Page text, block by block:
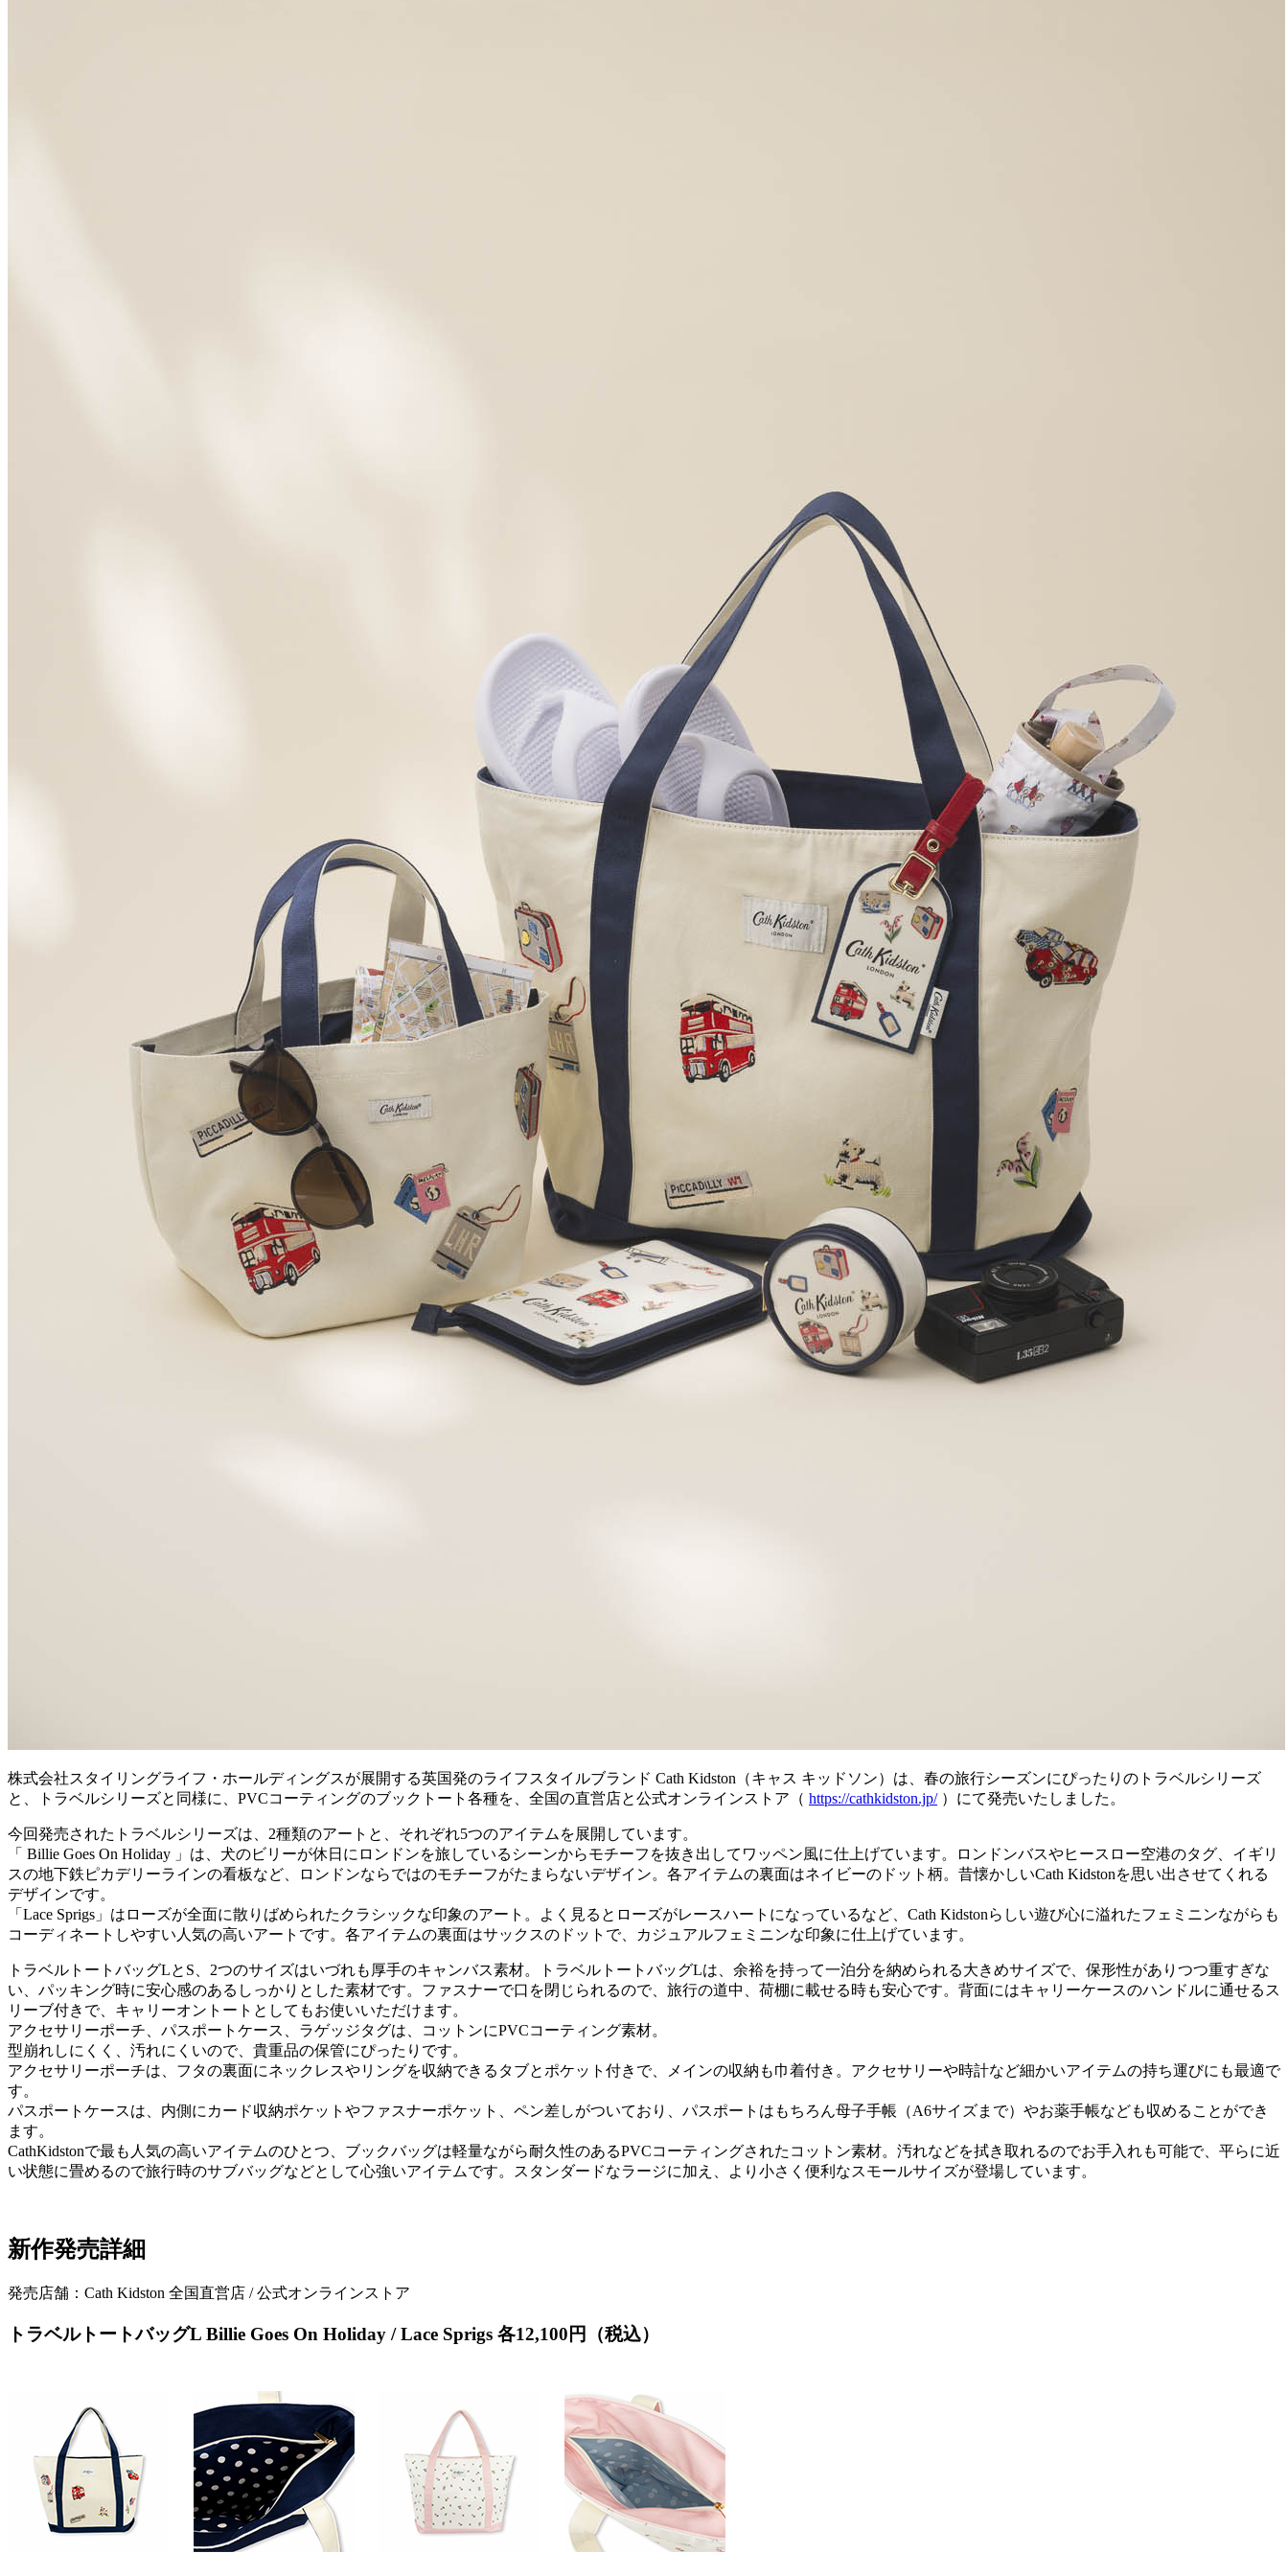
株式会社スタイリングライフ・ホールディングスが展開する英国発のライフスタイルブランド Cath Kidston（キャス キッドソン）は、春の旅行シーズンにぴったりのトラベルシリーズ
と、トラベルシリーズと同様に、PVCコーティングのブックトート各種を、全国の直営店と公式オンラインストア（ https://cathkidston.jp/）にて発売いたしました。
今回発売されたトラベルシリーズは、2種類のアートと、それぞれ5つのアイテムを展開しています。
「 Billie Goes On Holiday 」は、犬のビリーが休日にロンドンを旅しているシーンからモチーフを抜き出してワッペン風に仕上げています。ロンドンバスやヒースロー空港のタグ、イギリ
スの地下鉄ピカデリーラインの看板など、ロンドンならではのモチーフがたまらないデザイン。各アイテムの裏面はネイビーのドット柄。昔懐かしいCath Kidstonを思い出させてくれる
デザインです。
「Lace Sprigs」はローズが全面に散りばめられたクラシックな印象のアート。よく見るとローズがレースハートになっているなど、Cath Kidstonらしい遊び心に溢れたフェミニンながらも
コーディネートしやすい人気の高いアートです。各アイテムの裏面はサックスのドットで、カジュアルフェミニンな印象に仕上げています。
トラベルトートバッグLとS、2つのサイズはいづれも厚手のキャンバス素材。トラベルトートバッグLは、余裕を持って一泊分を納められる大きめサイズで、保形性がありつつ重すぎな
い、パッキング時に安心感のあるしっかりとした素材です。ファスナーで口を閉じられるので、旅行の道中、荷棚に載せる時も安心です。背面にはキャリーケースのハンドルに通せるス
リーブ付きで、キャリーオントートとしてもお使いいただけます。
アクセサリーポーチ、パスポートケース、ラゲッジタグは、コットンにPVCコーティング素材。
型崩れしにくく、汚れにくいので、貴重品の保管にぴったりです。
アクセサリーポーチは、フタの裏面にネックレスやリングを収納できるタブとポケット付きで、メインの収納も巾着付き。アクセサリーや時計など細かいアイテムの持ち運びにも最適で
す。
パスポートケースは、内側にカード収納ポケットやファスナーポケット、ペン差しがついており、パスポートはもちろん母子手帳（A6サイズまで）やお薬手帳なども収めることができ
ます。
CathKidstonで最も人気の高いアイテムのひとつ、ブックバッグは軽量ながら耐久性のあるPVCコーティングされたコットン素材。汚れなどを拭き取れるのでお手入れも可能で、平らに近
い状態に畳めるので旅行時のサブバッグなどとして心強いアイテムです。スタンダードなラージに加え、より小さく便利なスモールサイズが登場しています。
新作発売詳細
発売店舗：Cath Kidston 全国直営店 / 公式オンラインストア
トラベルトートバッグL Billie Goes On Holiday / Lace Sprigs 各12,100円（税込）